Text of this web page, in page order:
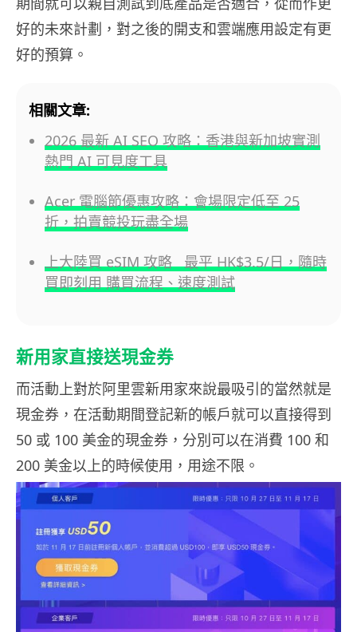
好的未來計劃，對之後的開支和雲端應用設定有更
好的預算。
相關文章:
2026 最新 AI SEO 攻略：香港與新加坡實測
熱門 AI 可見度工具
Acer 電腦節優惠攻略：會場限定低至 25
折，拍賣競投玩盡全場
上大陸買 eSIM 攻略 最平 HK$3.5/日，隨時
買即刻用 購買流程、速度測試
新用家直接送現金券
而活動上對於阿里雲新用家來說最吸引的當然就是
現金券，在活動期間登記新的帳戶就可以直接得到
50 或 100 美金的現金券，分別可以在消費 100 和
200 美金以上的時候使用，用途不限。